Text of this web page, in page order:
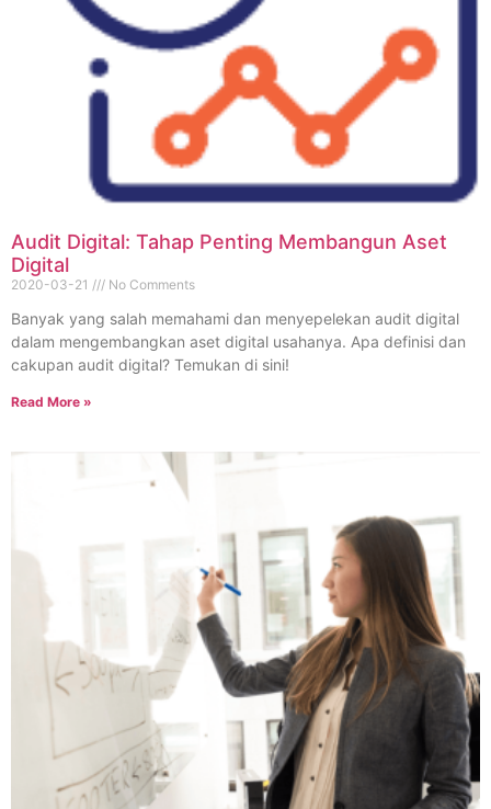
Audit Digital: Tahap Penting Membangun Aset
Digital
2020-03-21 No Comments
Banyak yang salah memahami dan menyepelekan audit digital
dalam mengembangkan aset digital usahanya. Apa definisi dan
cakupan audit digital? Temukan di sini!
Read More »